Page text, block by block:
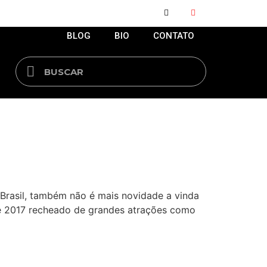
BLOG BIO CONTATO
também não é mais novidade a vinda
recheado de grandes atrações como